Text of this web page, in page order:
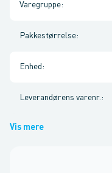
Varegruppe:
Pakkestørrelse:
Enhed :
Leverandørens varenr. :
Vis mere